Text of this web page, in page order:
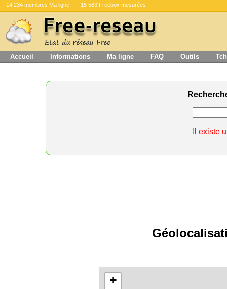
14 234 membres Ma ligne 15 563 Freebox mesurées
Accueil Informations Ma ligne FAQ Outils
Il existe
+